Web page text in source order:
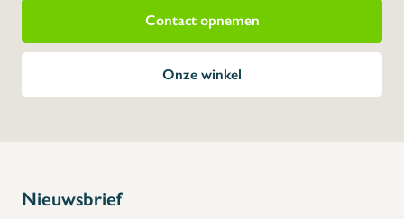
Contact opnemen
Onze winkel
Nieuwsbrief